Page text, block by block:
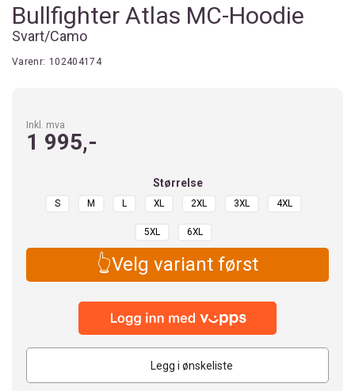
Bullfighter Atlas MC-Hoodie
Svart/Camo
Varenr: 102404174
Inkl. mva
1 995,-
Størrelse
S M L XL 2XL 3XL 4XL
5XL 6XL
👆Velg variant først
Legg i ønskeliste